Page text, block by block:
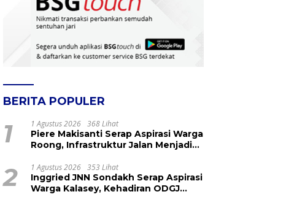
BERITA POPULER
1 1 Agustus 2026 368 Lihat
Piere Makisanti Serap Aspirasi Warga
Roong, Infrastruktur Jalan Menjadi
2 1 Agustus 2026 353 Lihat
Inggried JNN Sondakh Serap Aspirasi
Warga Kalasey, Kehadiran ODGJ